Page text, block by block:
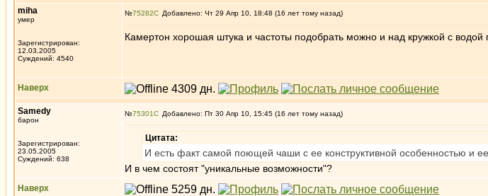
miha
умер
Зарегистрирован:
12.03.2005
Суждений: 4540
№75282 Добавлено: Чт 29 Апр 10, 18:48 (16 лет тому назад)
Камертон хорошая штука и частоты подобрать можно и над кружкой с водой
Наверх
Samedy
барон
Зарегистрирован:
23.05.2005
Суждений: 638
№75301 Добавлено: Пт 30 Апр 10, 15:45 (16 лет тому назад)
Цитата:
И есть факт самой поющей чаши с ее конструктивной особенностью и
И в чем состоят "уникальные возможности"?
Наверх